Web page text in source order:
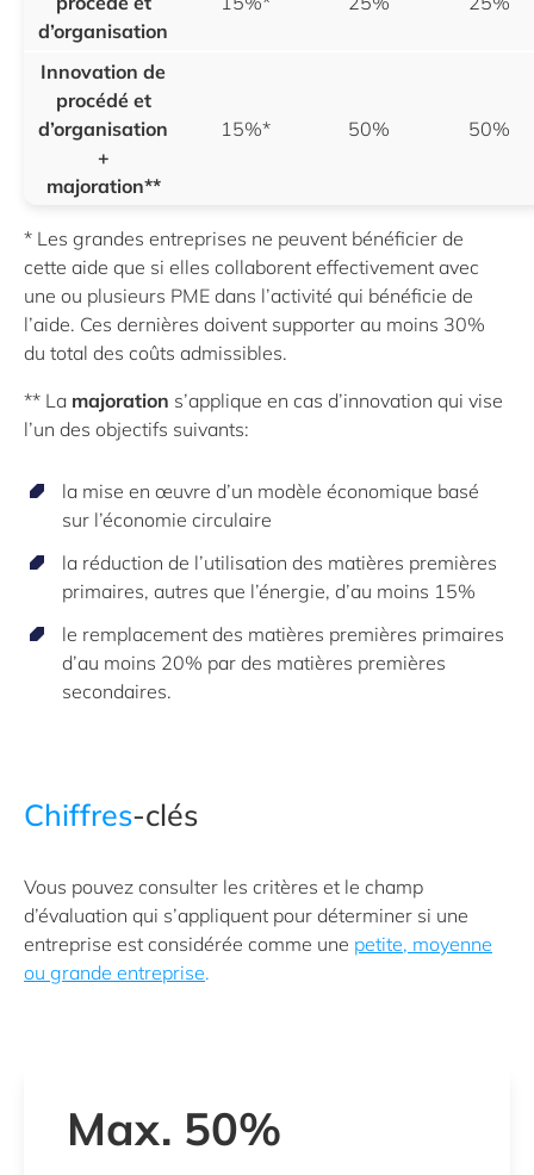
d’organisation
Innovation de
procédé et
d’organisation
+
majoration**
15%* 50% 50%
* Les grandes entreprises ne peuvent bénéficier de
cette aide que si elles collaborent effectivement avec
une ou plusieurs PME dans l’activité qui bénéficie de
l’aide. Ces dernières doivent supporter au moins 30%
du total des coûts admissibles.
** La majoration s’applique en cas d’innovation qui vise
l’un des objectifs suivants:
la mise en œuvre d’un modèle économique basé
sur l’économie circulaire
la réduction de l’utilisation des matières premières
primaires, autres que l’énergie, d’au moins 15%
le remplacement des matières premières primaires
d’au moins 20% par des matières premières
secondaires.
Chiffres-clés
Vous pouvez consulter les critères et le champ
d’évaluation qui s’appliquent pour déterminer si une
entreprise est considérée comme une petite, moyenne
ou grande entreprise.
Max. 50%